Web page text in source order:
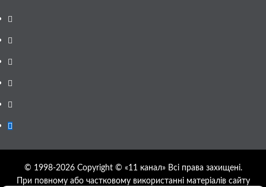
Facebook
YouTube
Telegram
Instagram
Twitter
Google
© 1998-2026 Copyright © «11 канал» Всі права захищені.
При повному або частковому використанні матеріалів сайту